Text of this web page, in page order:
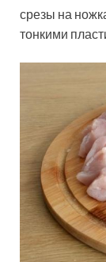
срезы на
тонкими